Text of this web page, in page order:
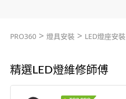
PRO360 > 燈具安裝 > LED燈座安裝
精選LED燈維修師傅